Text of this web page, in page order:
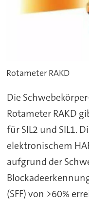
Rotameter RAKD
Die
Rotameter RAKD
für SIL2 und SIL1.
elektronischem
aufgrund der
(SFF) von >60%